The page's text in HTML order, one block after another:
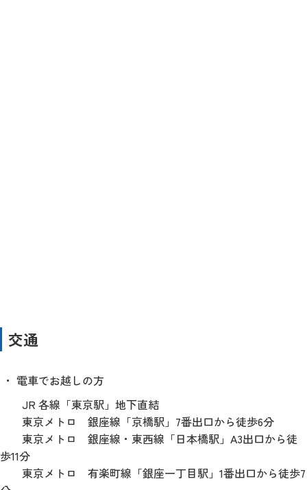
交通
電車でお越しの方
JR 各線「東京駅」地下直結
東京メトロ 銀座線「京橋駅」7番出口から徒歩6分
東京メトロ 銀座線・東西線「日本橋駅」A3出口から徒
歩11分
東京メトロ 有楽町線「銀座一丁目駅」1番出口から徒歩7